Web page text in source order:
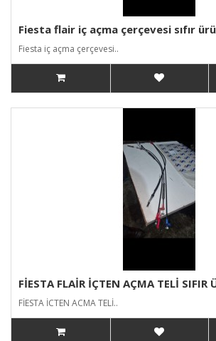
Fiesta flair iç açma çerçevesi sıfır
Fiesta iç açma çerçevesi..
FİESTA FLAİR İÇTEN AÇMA TELİ SIFIR
FİESTA İCTEN ACMA TELİ..